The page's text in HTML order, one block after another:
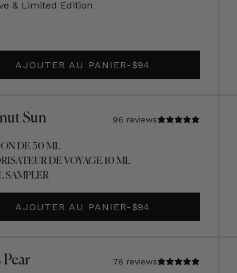
& Limited Edition
AJOUTER AU PANIER-PRIX D'ORIGINE
$94
Sun 96 reviews
DE 50 ML
DE VOYAGE 10 ML
SAMPLER
AJOUTER AU PANIER-PRIX D'ORIGINE
$94
78 reviews